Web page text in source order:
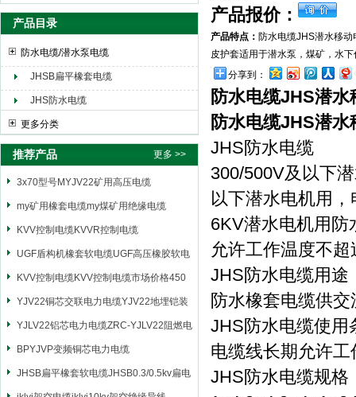
产品目录
防水电缆/潜水泵电缆
JHSB扁平橡套电缆
JHS防水电缆
更多分类
推荐产品 更多 >>
3x70型号MYJV22矿用高压电缆
my矿用橡套电缆my煤矿用绝缘电缆
KVV控制电缆KVVR控制电缆
UGF盾构机橡套软电缆UGF高压橡胶软电
缆
KVV控制电缆KVV控制电缆市场价格450
YJV22铜芯交联电力电缆YJV22地埋铠装
电源电缆
YJLV22铝芯电力电缆ZRC-YJLV22阻燃电
力电缆
BPYJVP变频铜芯电力电缆
JHSB扁平橡套软电缆JHSB0.3/0.5kv扁电
产品报价：
产品特点： 防水电缆JHS潜水移
皮护套适用于潜水泵，煤矿，水
分享到：
防水电缆JHS潜水
防水电缆JHS潜水
JHS防水电缆
300/500V及以下
以下潜水电机用
6KV潜水电机用防
允许工作温度不
JHS防水电缆用途
防水橡套电缆供
JHS防水电缆使用
电缆线长期允许
JHS防水电缆规格